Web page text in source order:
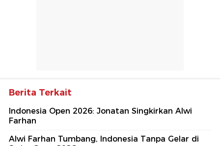
Berita Terkait
Indonesia Open 2026: Jonatan Singkirkan Alwi
Farhan
Alwi Farhan Tumbang, Indonesia Tanpa Gelar di